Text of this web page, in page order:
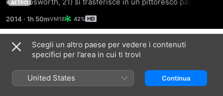
subito diventano protagonisti di un terribile incubo. Oscuri
segreti sepolti nel loro passato vengono alla luce e la
giovane coppia si trova prigioniera in casa propria,
assediata da un gruppo di uomini disposti a tutto pur di
liberarsene e capeggiati da un personaggio senza scrupoli
(Alexander Skarsgard, della serie tv True Blood). In un
crescendo di violenza e puro terrore, i due, intrappolati e
ALTRO
2014 · 1h 50m 42%
Trailer
Scegli un altro paese per vedere i contenuti
specifici per l’area in cui ti trovi
United States Continua